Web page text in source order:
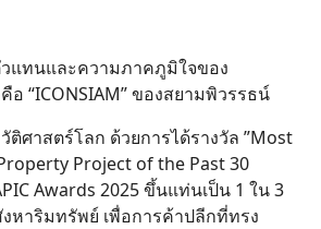
แทนและความภาคภูมิใจของ
อ “ICONSIAM” ของสยามพิวรรธน์
ติศาสตร์โลก ด้วยการได้รางวัล ”Most
Project of the Past 30
Awards 2025 ขึ้นแท่นเป็น 1 ใน 3
หาริมทรัพย์ เพื่อการค้าปลีกที่ทรง